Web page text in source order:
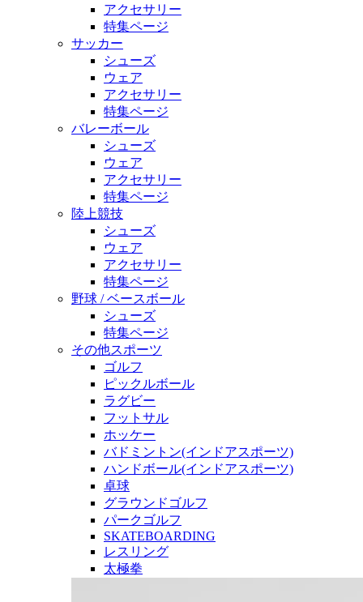
アクセサリー
特集ページ
サッカー
シューズ
ウェア
アクセサリー
特集ページ
バレーボール
シューズ
ウェア
アクセサリー
特集ページ
陸上競技
シューズ
ウェア
アクセサリー
特集ページ
野球 / ベースボール
シューズ
特集ページ
その他スポーツ
ゴルフ
ピックルボール
ラグビー
フットサル
ホッケー
バドミントン(インドアスポーツ)
ハンドボール(インドアスポーツ)
卓球
グラウンドゴルフ
パークゴルフ
SKATEBOARDING
レスリング
太極拳